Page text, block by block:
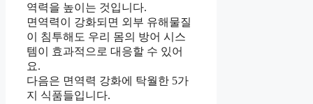
역력을 높이는 것입니다.
면역력이 강화되면 외부 유해물질
이 침투해도 우리 몸의 방어 시스
템이 효과적으로 대응할 수 있어
요.
다음은 면역력 강화에 탁월한 5가
지 식품들입니다.